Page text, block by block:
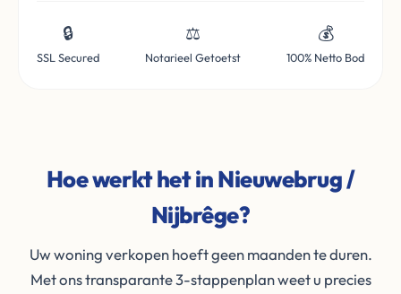
🔒
SSL Secured
⚖️
Notarieel Getoetst
💰
100% Netto Bod
Hoe werkt het in Nieuwebrug /
Nijbrêge?
Uw woning verkopen hoeft geen maanden te duren.
Met ons transparante 3-stappenplan weet u precies